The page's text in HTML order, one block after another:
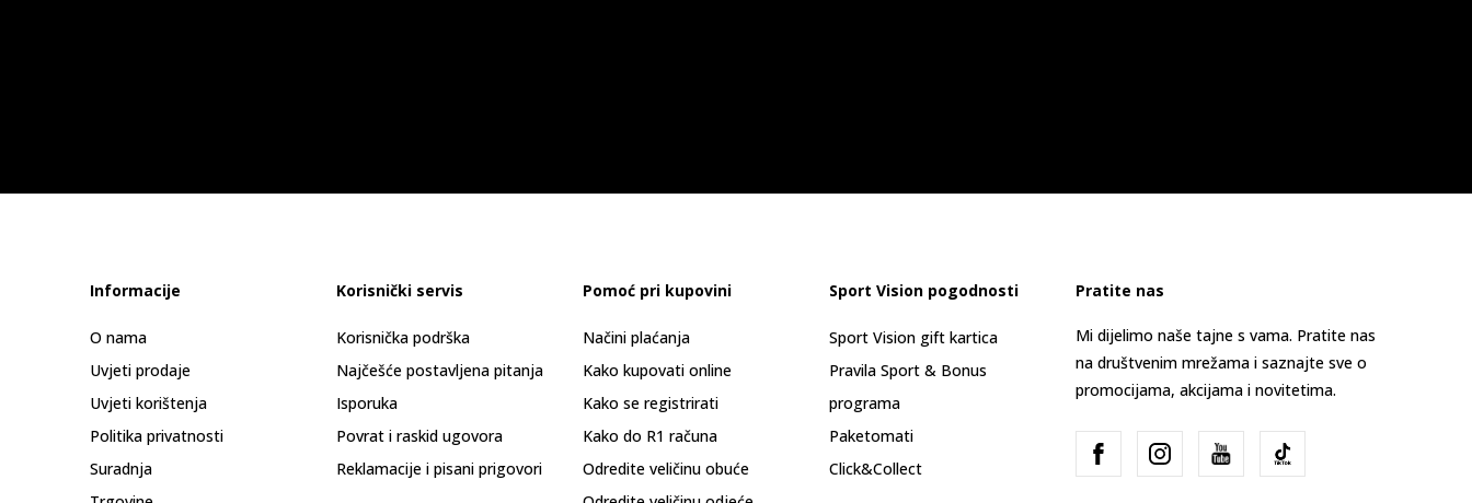
Informacije
O nama
Uvjeti prodaje
Uvjeti korištenja
Politika privatnosti
Suradnja
Korisnički servis
Korisnička podrška
Najčešće postavljena pitanja
Isporuka
Povrat i raskid ugovora
Reklamacije i pisani prigovori
Pomoć pri kupovini
Načini plaćanja
Kako kupovati online
Kako se registrirati
Kako do R1 računa
Odredite veličinu obuće
Sport Vision pogodnosti
Sport Vision gift kartica
Pravila Sport & Bonus
programa
Paketomati
Click&Collect
Pratite nas
Mi dijelimo naše tajne s vama. Pratite nas
na društvenim mrežama i saznajte sve o
promocijama, akcijama i novitetima.